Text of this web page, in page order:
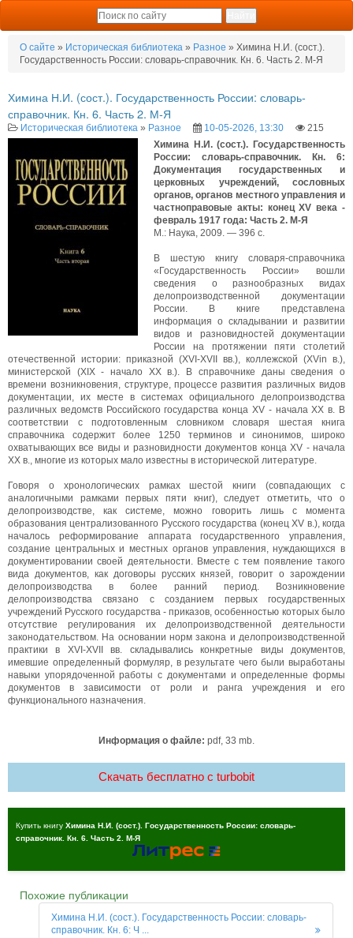
О сайте » Историческая библиотека » Разное » Химина Н.И. (сост.).
Государственность России: словарь-справочник. Кн. 6. Часть 2. М-Я
Химина Н.И. (сост.). Государственность России: словарь-
справочник. Кн. 6. Часть 2. М-Я
Историческая библиотека » Разное 10-05-2026, 13:30
215
Химина Н.И. (сост.). Государственность
России: словарь-справочник. Кн. 6:
Документация государственных и
церковных учреждений, сословных
органов, органов местного управления и
частноправовые акты: конец XV века -
февраль 1917 года: Часть 2. М-Я
М.: Наука, 2009. — 396 с.
В шестую книгу словаря-справочника
«Государственность России» вошли
сведения о разнообразных видах
делопроизводственной документации
России. В книге представлена
информация о складывании и развитии
видов и разновидностей документации
России на протяжении пяти столетий
отечественной истории: приказной (XVI-XVII вв.), коллежской (XVin в.),
министерской (XIX - начало XX в.). В справочнике даны сведения о
времени возникновения, структуре, процессе развития различных видов
документации, их месте в системах официального делопроизводства
различных ведомств Российского государства конца XV - начала XX в. В
соответствии с подготовленным словником словаря шестая книга
справочника содержит более 1250 терминов и синонимов, широко
охватывающих все виды и разновидности документов конца XV - начала
XX в., многие из которых мало известны в исторической литературе.
Говоря о хронологических рамках шестой книги (совпадающих с
аналогичными рамками первых пяти книг), следует отметить, что о
делопроизводстве, как системе, можно говорить лишь с момента
образования централизованного Русского государства (конец XV в.), когда
началось реформирование аппарата государственного управления,
создание центральных и местных органов управления, нуждающихся в
документировании своей деятельности. Вместе с тем появление такого
вида документов, как договоры русских князей, говорит о зарождении
делопроизводства в более ранний период. Возникновение
делопроизводства связано с созданием первых государственных
учреждений Русского государства - приказов, особенностью которых было
отсутствие регулирования их делопроизводственной деятельности
законодательством. На основании норм закона и делопроизводственной
практики в XVI-XVII вв. складывались конкретные виды документов,
имевшие определенный формуляр, в результате чего были выработаны
навыки упорядоченной работы с документами и определенные формы
документов в зависимости от роли и ранга учреждения и его
функционального назначения.
Информация о файле: pdf, 33 mb.
Скачать бесплатно c turbobit
Купить книгу Химина Н.И. (сост.). Государственность России: словарь-
справочник. Кн. 6. Часть 2. М-Я
Похожие публикации
Химина Н.И. (сост.). Государственность России: словарь-
справочник. Кн. 6: Ч ...